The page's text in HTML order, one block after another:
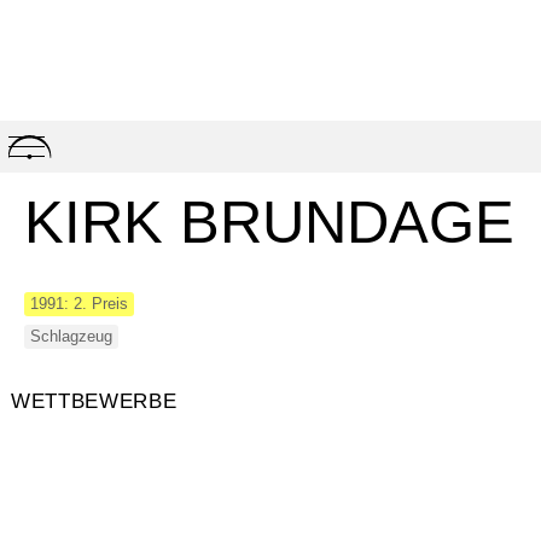
Skip
to
KIRK BRUNDAGE
1991: 2. Preis
Schlagzeug
WETTBEWERBE